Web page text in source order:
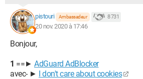
pistouri Ambassadeur 8 731
20 nov. 2020 à 17:46
Bonjour,
1 ==► AdGuard AdBlocker
avec- ► I don't care about cookies